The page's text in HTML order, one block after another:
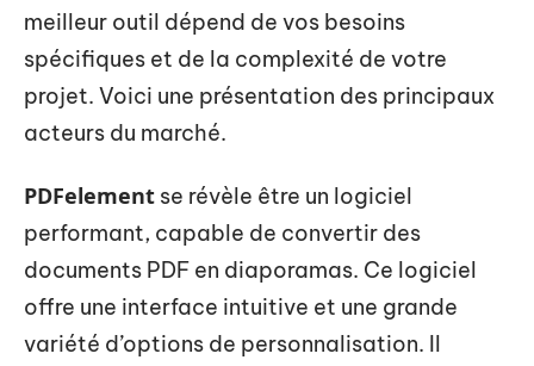
meilleur outil dépend de vos besoins
spécifiques et de la complexité de votre
projet. Voici une présentation des principaux
acteurs du marché.
PDFelement se révèle être un logiciel
performant, capable de convertir des
documents PDF en diaporamas. Ce logiciel
offre une interface intuitive et une grande
variété d’options de personnalisation. Il